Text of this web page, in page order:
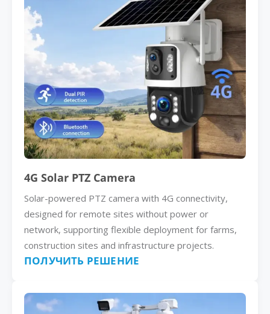
4G Solar PTZ Camera
Solar-powered PTZ camera with 4G connectivity,
designed for remote sites without power or
network, supporting flexible deployment for farms,
construction sites and infrastructure projects.
ПОЛУЧИТЬ РЕШЕНИЕ